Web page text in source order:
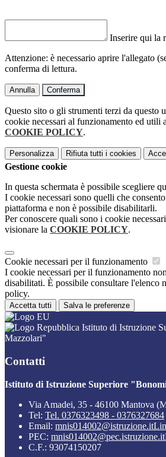
Inserire qui la
Attenzione: è necessario aprire l'allegato
conferma di lettura.
Annulla Conferma
Questo sito o gli strumenti terzi da questo
cookie necessari al funzionamento ed utili
COOKIE POLICY.
Personalizza Rifiuta tutti i cookies
Gestione cookie
In questa schermata è possibile scegliere
I cookie necessari sono quelli che
piattaforma e non è possibile disabilitarli.
Per conoscere quali sono i cookie
visionare la COOKIE POLICY.
Cookie necessari per il funzionamento
I cookie necessari per il funzionamento
disabilitati. È possibile consultare l'elenco
policy.
Accetta tutti Salva le preferenze
Istituto di Istruzione
Mazzolari"
Contatti
Istituto di Istruzione Superiore
Via Amadei, 35 - 46100 Mantova
Tel: Tel. 0376323498 - 0376327684
Email: mnis014002@istruzione.it
PEC: mnis014002@pec.istruzione.it
C.F.: 93074150207